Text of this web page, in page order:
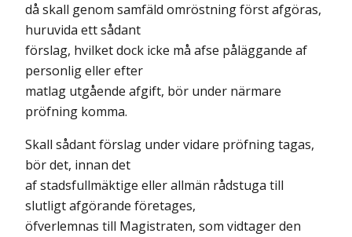
då skall genom samfäld omröstning först afgöras,
huruvida ett sådant
förslag, hvilket dock icke må afse påläggande af
personlig eller efter
matlag utgående afgift, bör under närmare
pröfning komma.
Skall sådant förslag under vidare pröfning tagas,
bör det, innan det
af stadsfullmäktige eller allmän rådstuga till
slutligt afgörande företages,
öfverlemnas till Magistraten, som vidtager den